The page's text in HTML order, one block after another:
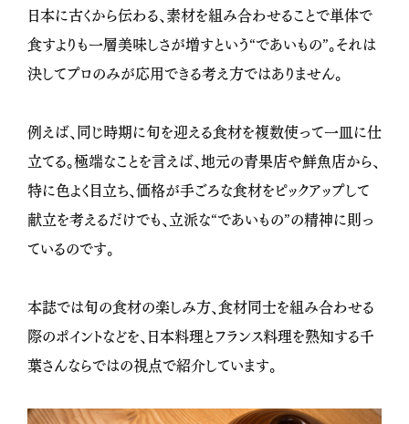
日本に古くから伝わる、素材を組み合わせることで単体で
食すよりも一層美味しさが増すという“であいもの”。それは
決してプロのみが応用できる考え方ではありません。
例えば、同じ時期に旬を迎える食材を複数使って一皿に仕
立てる。極端なことを言えば、地元の青果店や鮮魚店から、
特に色よく目立ち、価格が手ごろな食材をピックアップして
献立を考えるだけでも、立派な“であいもの”の精神に則っ
ているのです。
本誌では旬の食材の楽しみ方、食材同士を組み合わせる
際のポイントなどを、日本料理とフランス料理を熟知する千
葉さんならではの視点で紹介しています。